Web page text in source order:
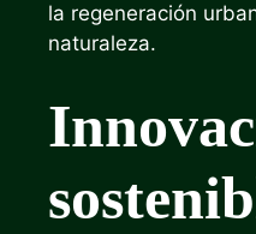
la regeneración
naturaleza.